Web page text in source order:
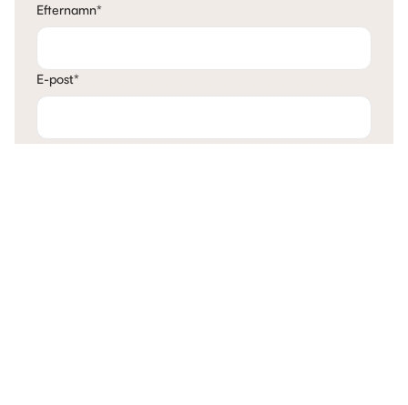
Efternamn*
E-post*